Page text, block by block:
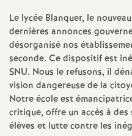
Le lycée Blanquer, le
dernières annonces
désorganisé nos
seconde. Ce dispositif est
SNU. Nous le refusons, il
vision dangereuse de la
Notre école est
critique, offre un accès à
élèves et lutte contre les